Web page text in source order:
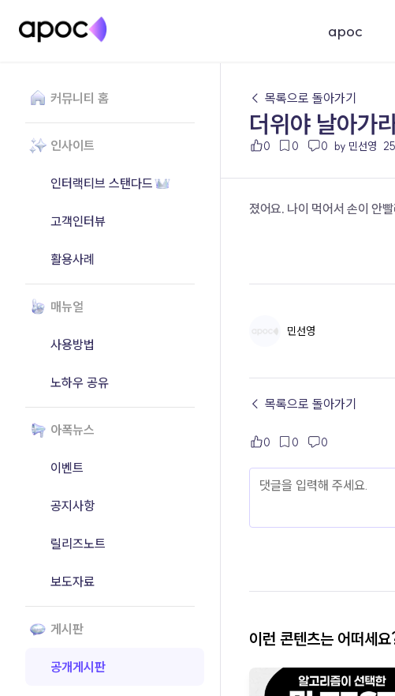
apoc
커뮤니티 홈
인사이트
인터랙티브 스탠다드
고객인터뷰
활용사례
매뉴얼
사용방법
노하우 공유
아폭뉴스
이벤트
공지사항
릴리즈노트
보도자료
게시판
공개게시판
← 목록으로 돌아가기
더위야 날아가
0 0 0 by 민선영
졌어요. 나이 먹어서 손이 안
민선영
← 목록으로 돌아가기
0 0 0
이런 콘텐츠는 어떠세요